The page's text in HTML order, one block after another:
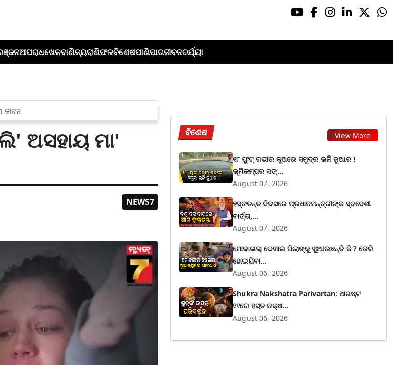
ଅପରାଧଖେଳବାଣିଜ୍ୟରାଶିଫଳବିଶେଷପାଣିପାଗଜୀବନଚର୍ଯ୍ୟା
ଜୀବନ
ଅସହାୟ ମା'
NEWS7
ବିଶେଷ View More
୧୮ ଫୁଟ୍ ଗଭୀର କୂଅରେ ସମୁଦ୍ର ଭଳି ଜୁଆର !
ଭୂମିକମ୍ପର ସଙ୍...
August 07, 2026
ହସ୍ତତନ୍ତ ଦିବସରେ ପ୍ରଧାନମନ୍ତ୍ରୀଙ୍କ ସ୍ବଦେଶୀ
ବାର୍ତ୍ତା,...
August 07, 2026
ମୋବାଇଲ୍ ଦେଖାଇ ପିଲାଙ୍କୁ ଖୁଆଉଛନ୍ତି କି ? ଡେରି
ହୋଇଯିବା...
August 06, 2026
Shukra Nakshatra Parivartan: ଅଗଷ୍ଟ
୧୧ରେ ହସ୍ତ ନକ୍ଷ...
August 06, 2026